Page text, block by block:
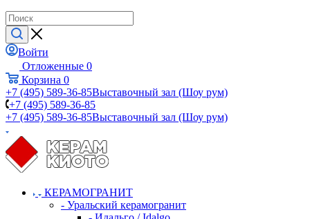
Войти
Отложенные 0
Корзина 0
+7 (495) 589-36-85Выставочный зал (Шоу рум)
+7 (495) 589-36-85
+7 (495) 589-36-85Выставочный зал (Шоу рум)
КЕРАМОГРАНИТ
- Уральский керамогранит